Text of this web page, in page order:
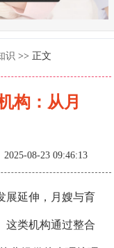
识 >> 正文
构：从月
08-23 09:46:13
展延伸，月嫂与育
这类机构通过整合